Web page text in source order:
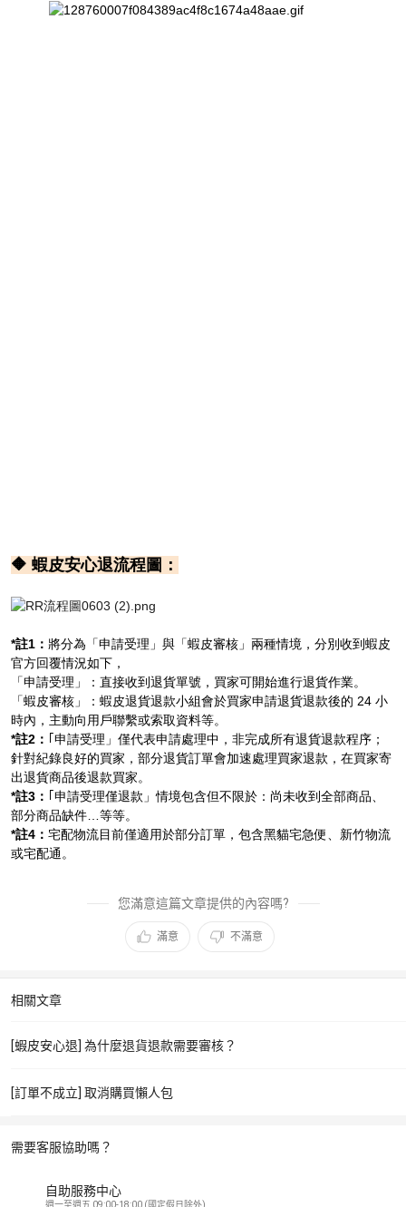
🔶 蝦皮安心退流程圖：
*註1： 將分為「申請受理」與「蝦皮審核」兩種情境，分別收到蝦皮
官方回覆情況如下，
「申請受理」：直接收到退貨單號，買家可開始進行退貨作業。
「蝦皮審核」：蝦皮退貨退款小組會於買家申請退貨退款後的 24 小
時內，主動向用戶聯繫或索取資料等。
*註2： ｢申請受理」僅代表申請處理中，非完成所有退貨退款程序；
針對紀錄良好的買家，部分退貨訂單會加速處理買家退款，在買家寄
出退貨商品後退款買家。
*註3： ｢申請受理僅退款」情境包含但不限於：尚未收到全部商品、
部分商品缺件…等等。
*註4： 宅配物流目前僅適用於部分訂單，包含黑貓宅急便、新竹物流
或宅配通。
您滿意這篇文章提供的內容嗎?
滿意 不滿意
相關文章
[蝦皮安心退] 為什麼退貨退款需要審核？
[訂單不成立] 取消購買懶人包
需要客服協助嗎？
自助服務中心
週一至週五 09:00-18:00 (國定假日除外)